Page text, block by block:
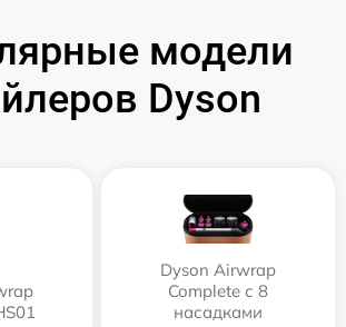
модели
Dyson
Dyson Airwrap
Complete с 8
насадками